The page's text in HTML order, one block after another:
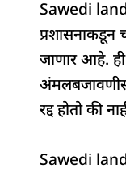
c
e
b
o
o
k
at
s
A
p
p
Sawedi land
प्रशासनाकडून
जाणार आहे.
रद्द होतो की
Sawedi land